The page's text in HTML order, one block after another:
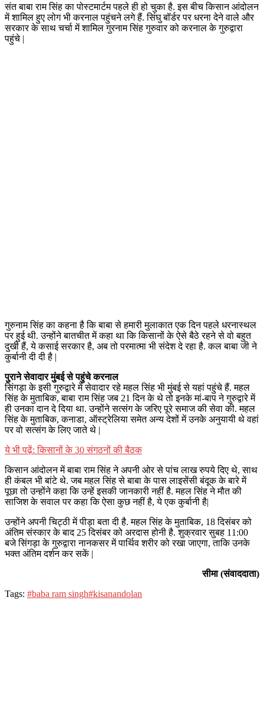
संत बाबा राम सिंह का पोस्टमार्टम पहले ही हो चुका है. इस बीच किसान आंदोलन
में शामिल हुए लोग भी करनाल पहुंचने लगे हैं. सिंघु बॉर्डर पर धरना देने वाले और
सरकार के साथ चर्चा में शामिल गुरनाम सिंह गुरुवार को करनाल के गुरुद्वारा
पहुंचे |
गुरुनाम सिंह का कहना है कि बाबा से हमारी मुलाकात एक दिन पहले धरनास्थल
पर हुई थी. उन्होंने बातचीत में कहा था कि किसानों के ऐसे बैठे रहने से वो बहुत
दुखी हैं, ये कसाई सरकार है, अब तो परमात्मा भी संदेश दे रहा है. कल बाबा जी ने
कुर्बानी दी दी है |
पुराने सेवादार मुंबई से पहुंचे करनाल
सिंगड़ा के इसी गुरुद्वारे में सेवादार रहे महल सिंह भी मुंबई से यहां पहुंचे हैं. महल
सिंह के मुताबिक, बाबा राम सिंह जब 21 दिन के थे तो इनके मां-बाप ने गुरुद्वारे में
ही उनका दान दे दिया था. उन्होंने सत्संग के जरिए पूरे समाज की सेवा की. महल
सिंह के मुताबिक, कनाडा, ऑस्ट्रेलिया समेत अन्य देशों में उनके अनुयायी थे वहां
पर वो सत्संग के लिए जाते थे |
ये भी पढ़ें: किसानों के 30 संगठनों की बैठक
किसान आंदोलन में बाबा राम सिंह ने अपनी ओर से पांच लाख रुपये दिए थे, साथ
ही कंबल भी बांटे थे. जब महल सिंह से बाबा के पास लाइसेंसी बंदूक के बारे में
पूछा तो उन्होंने कहा कि उन्हें इसकी जानकारी नहीं है. महल सिंह ने मौत की
साजिश के सवाल पर कहा कि ऐसा कुछ नहीं है, ये एक कुर्बानी है|
उन्होंने अपनी चिट्ठी में पीड़ा बता दी है. महल सिंह के मुताबिक, 18 दिसंबर को
अंतिम संस्कार के बाद 25 दिसंबर को अरदास होनी है. शुक्रवार सुबह 11:00
बजे सिंगड़ा के गुरुद्वारा नानकसर में पार्थिव शरीर को रखा जाएगा, ताकि उनके
भक्त अंतिम दर्शन कर सकें |
सीमा (संवाददाता)
Tags: #baba ram singh#kisanandolan